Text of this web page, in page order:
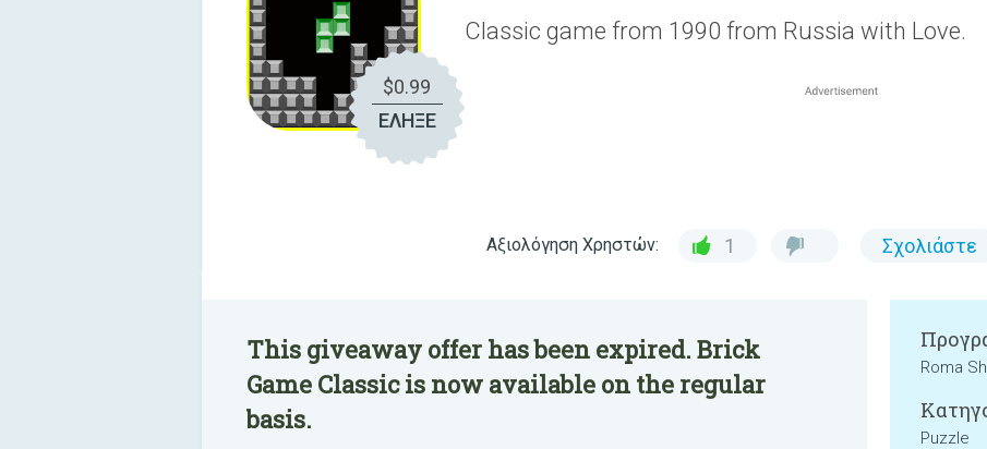
$0.99
ΕΛΗΞΕ
Classic game from 1990 from Russia with Love.
Αξιολόγηση Χρηστών: 1 Σχολιάστε
This giveaway offer has been expired. Brick
Game Classic is now available on the regular
basis.
Roma
Puzzle